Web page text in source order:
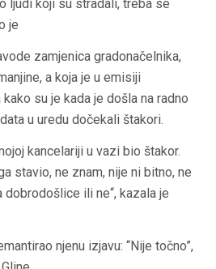
ljudi koji su stradali, treba se
je
zamjenica gradonačelnika,
a koja je u emisiji
kako su je kada je došla na radno
u uredu dočekali štakori.
kancelariji u vazi bio štakor.
stavio, ne znam, nije ni bitno, ne
ili ne“, kazala je
njenu izjavu: “Nije točno”,